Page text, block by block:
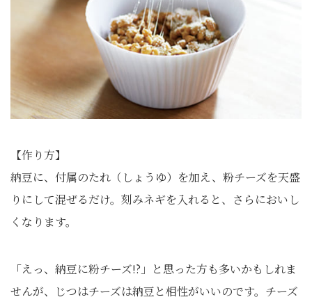
【作り方】
納豆に、付属のたれ（しょうゆ）を加え、粉チーズを天盛
りにして混ぜるだけ。刻みネギを入れると、さらにおいし
くなります。
「えっ、納豆に粉チーズ!?」と思った方も多いかもしれま
せんが、じつはチーズは納豆と相性がいいのです。チーズ